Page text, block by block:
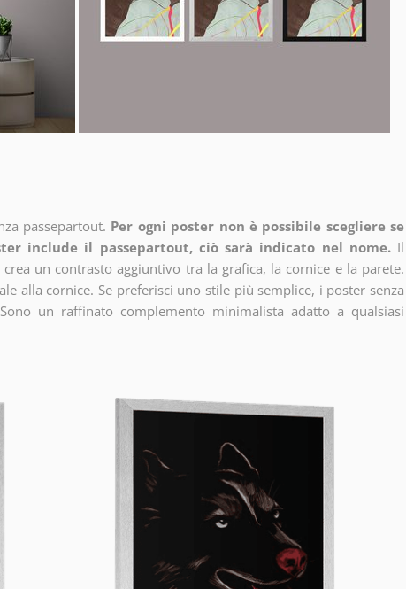
passepartout. Per ogni poster non è possibile scegliere se
include il passepartout, ciò sarà indicato nel nome. Il
un contrasto aggiuntivo tra la grafica, la cornice e la parete.
alla cornice. Se preferisci uno stile più semplice, i poster senza
un raffinato complemento minimalista adatto a qualsiasi